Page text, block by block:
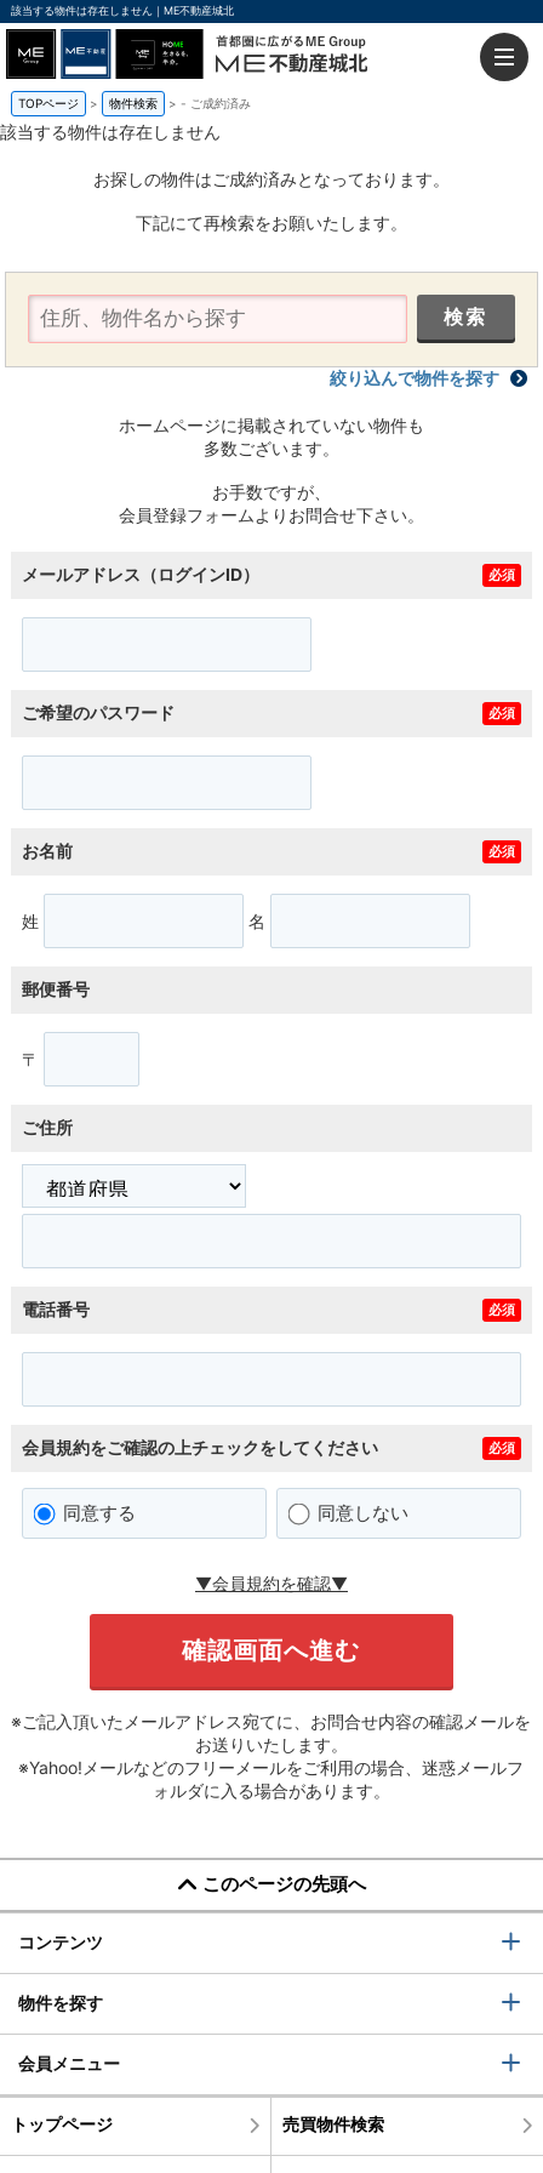
該当する物件は存在しません｜ME不動産城北
TOPページ 物件検索 - ご成約済み
該当する物件は存在しません
お探しの物件はご成約済みとなっております。
下記にて再検索をお願いたします。
絞り込んで物件を探す
ホームページに掲載されていない物件も
多数ございます。
お手数ですが、
会員登録フォームよりお問合せ下さい。
メールアドレス（ログインID） 必須
ご希望のパスワード 必須
お名前 必須
姓 名
郵便番号
〒
ご住所
電話番号 必須
会員規約をご確認の上チェックをしてください 必須
同意する 同意しない
▼会員規約を確認▼
※ご記入頂いたメールアドレス宛てに、お問合せ内容の確認メールを
お送りいたします。
※Yahoo!メールなどのフリーメールをご利用の場合、迷惑メールフ
ォルダに入る場合があります。
このページの先頭へ
コンテンツ
物件を探す
会員メニュー
トップページ 売買物件検索